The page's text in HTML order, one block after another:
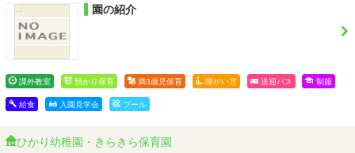
園の紹介
課外教室 預かり保育 満3歳児保育 障がい児 送迎バス 制服
給食 入園見学会 プール
ひかり幼稚園・きらきら保育園